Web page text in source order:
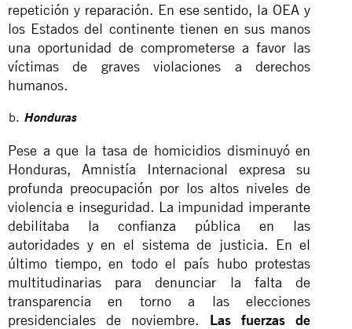
repetición y reparación. En ese sentido, la OEA y
los Estados del continente tienen en sus manos
una oportunidad de comprometerse a favor las
víctimas de graves violaciones a derechos
humanos.
Honduras
Pese a que la tasa de homicidios disminuyó en
Honduras, Amnistía Internacional expresa su
profunda preocupación por los altos niveles de
violencia e inseguridad. La impunidad imperante
debilitaba la confianza pública en las
autoridades y en el sistema de justicia. En el
último tiempo, en todo el país hubo protestas
multitudinarias para denunciar la falta de
transparencia en torno a las elecciones
presidenciales de noviembre. Las fuerzas de